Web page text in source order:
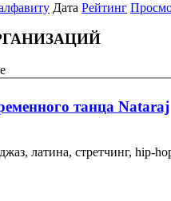
Дата Рейтинг
танца Nataraj
латина, стретчинг, hip-